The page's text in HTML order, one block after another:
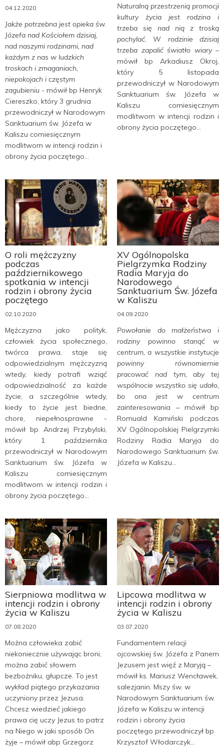
04.12.2020
Jakże potrzebna jest opieka św.
Józefa nad Kościołem dzisiaj,
nad naszymi rodzinami, nad
każdym z nas w ludzkich
troskach i zmaganiach,
niepokojach i częstym
zagubieniu - mówił bp Henryk
Ciereszko, który 3 grudnia
przewodniczył w Narodowym
Sanktuarium św. Józefa w
Kaliszu comiesięcznym
modlitwom w intencji rodzin i
obrony życia poczętego...
Naturalną przestrzenią promocji
kultury życia jest rodzina i
trzeba się nad nią z troską
pochylać. W rodzinie dzisiaj
trzeba zapalić światło wiary–
mówił bp Arkadiusz Okroj,
który 5 listopada
przewodniczył w Narodowym
Sanktuarium św. Józefa w
Kaliszu comiesięcznym
modlitwom w intencji rodzin i
obrony życia poczętego...
O roli mężczyzny
podczas
październikowego
spotkania w intencji
rodzin i obrony życia
poczętego
02.10.2020
Mężczyzna jako polityk,
człowiek życia społecznego,
twórca prawa, staje się
odpowiedzialnym mężczyzną
wtedy, kiedy potrafi wziąć
odpowiedzialność za każde
życie, a szczególnie wtedy,
kiedy to życie jest biedne,
chore, niepełnosprawne -
mówił bp Andrzej Przybylski,
który 1 października
przewodniczył w Narodowym
Sanktuarium św. Józefa w
Kaliszu comiesięcznym
modlitwom w intencji rodzin i
obrony życia poczętego...
XV Ogólnopolska
Pielgrzymka Rodziny
Radia Maryja do
Narodowego
Sanktuarium Św. Józefa
w Kaliszu
04.09.2020
Powołanie do małżeństwa i
rodziny powinno stanąć w
centrum, a wszystkie instytucje
powinny równomiernie
pracować nad tym, aby tej
wspólnocie wszystko się udało,
bo ona jest w centrum
zainteresowania – mówił bp
Romuald Kamiński podczas
XV Ogólnopolskiej Pielgrzymki
Rodziny Radia Maryja do
Narodowego Sanktuarium św.
Józefa w Kaliszu...
Sierpniowa modlitwa w
intencji rodzin i obrony
życia w Kaliszu
07.08.2020
Można człowieka zabić
niekoniecznie używając broni,
można zabić słowem
bezbożniku, głupcze. To jest
wykład piątego przykazania
uczyniony przez Jezusa.
Chcesz wiedzieć jakiego
prawa cię uczy Jezus to patrz
na Niego w jaki sposób On
żyje – mówił abp Grzegorz
Lipcowa modlitwa w
intencji rodzin i obrony
życia w Kaliszu
03.07.2020
Fundamentem relacji
ojcowskiej św. Józefa z Panem
Jezusem jest więź z Maryją –
mówił ks. Mariusz Wencławek,
salezjanin. Mszy św. w
Narodowym Sanktuarium św.
Józefa w Kaliszu w intencji
rodzin i obrony życia
poczętego przewodniczył bp
Krzysztof Włodarczyk...